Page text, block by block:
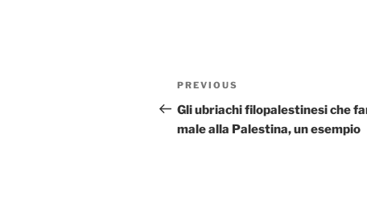
Post
navigation
Previous
Post
PREVIOUS
Gli ubriachi filopalestinesi che
male alla Palestina, un esempio